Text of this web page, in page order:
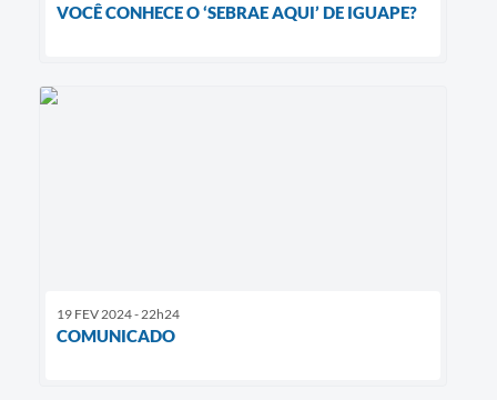
VOCÊ CONHECE O ‘SEBRAE AQUI’ DE IGUAPE?
19 FEV 2024 - 22h24
COMUNICADO